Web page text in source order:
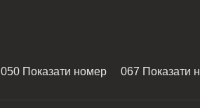
050 Показати номер 067 Показати